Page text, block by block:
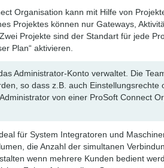
Organisation kann mit Hilfe von
Projektes können nur Gateways,
Projekte sind der Standart für jede
Plan“ aktivieren.
Administrator-Konto verwaltet. Die
so dass z.B. auch
von einer ProSoft Connect
für System Integratoren und
die Anzahl der simultanen
wenn mehrere Kunden bedient